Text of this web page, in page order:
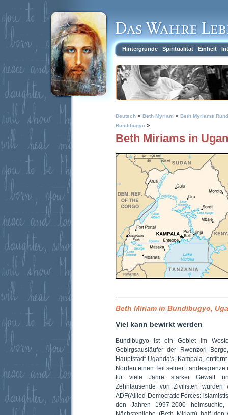
Hintergründe Spiritualität Einheit
Deutsch » Beth Myriam » Beth Myriams
Bundibugyo »
Beth Miriams in
Beth Miriam in Bundibugyo,
Viel kann bewirkt werden
Bundibugyo ist ein Gebiet im
Gebirgsausläufer der Rwenzori
Hauptstadt Uganda's, Kampala,
Norden einen Teil seiner
für viele Jahre starker Gewalt
Zehntausende von Zivilisten
ADF(Allied Democratic Forces:
den Jahren 1997-2000